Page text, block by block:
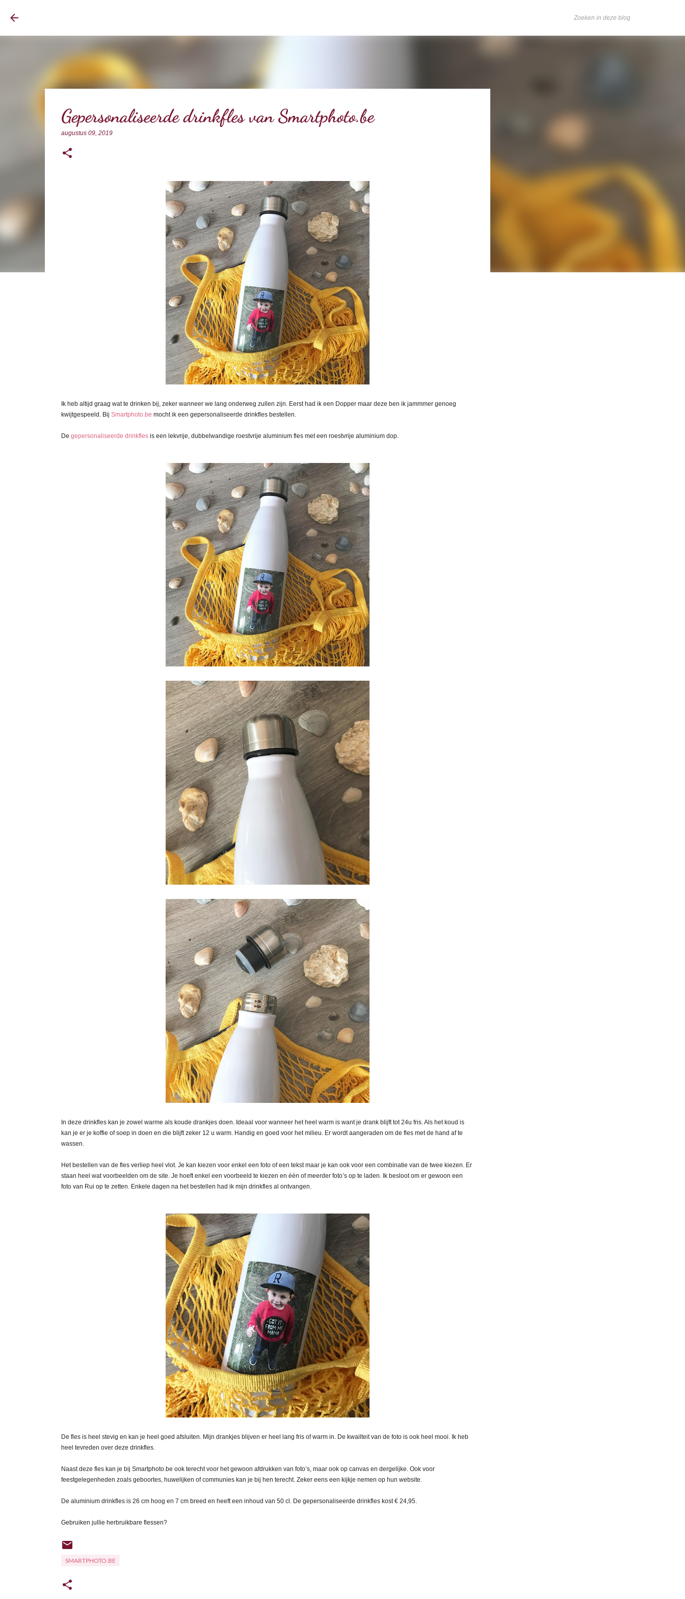
Gepersonaliseerde drinkfles van Smartphoto.be
augustus 09, 2019
Ik heb altijd graag wat te drinken bij, zeker wanneer we lang onderweg zullen zijn. Eerst had ik een Dopper maar deze ben ik jammmer genoeg
kwijtgespeeld. Bij Smartphoto.be mocht ik een gepersonaliseerde drinkfles bestellen.
De gepersonaliseerde drinkflesis een lekvrije, dubbelwandige roestvrije aluminium fles met een roestvrije aluminium dop.
In deze drinkfles kan je zowel warme als koude drankjes doen. Ideaal voor wanneer het heel warm is want je drank blijft tot 24u fris. Als het koud is
kan je er je koffie of soep in doen en die blijft zeker 12 u warm. Handig en goed voor het milieu. Er wordt aangeraden om de fles met de hand af te
wassen.
Het bestellen van de fles verliep heel vlot. Je kan kiezen voor enkel een foto of een tekst maar je kan ook voor een combinatie van de twee kiezen. Er
staan heel wat voorbeelden om de site. Je hoeft enkel een voorbeeld te kiezen en één of meerder foto’s op te laden. Ik besloot om er gewoon een
foto van Rui op te zetten. Enkele dagen na het bestellen had ik mijn drinkfles al ontvangen.
De fles is heel stevig en kan je heel goed afsluiten. Mijn drankjes blijven er heel lang fris of warm in. De kwailteit van de foto is ook heel mooi. Ik heb
heel tevreden over deze drinkfles.
Naast deze fles kan je bij Smartphoto.be ook terecht voor het gewoon afdrukken van foto’s, maar ook op canvas en dergelijke. Ook voor
feestgelegenheden zoals geboortes, huwelijken of communies kan je bij hen terecht. Zeker eens een kijkje nemen op hun website.
De aluminium drinkfles is 26 cm hoog en 7 cm breed en heeft een inhoud van 50 cl. De gepersonaliseerde drinkfles kost € 24,95.
Gebruiken jullie herbruikbare flessen?
SMARTPHOTO.BE